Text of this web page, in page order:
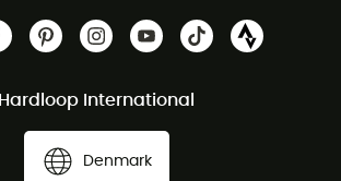
Hardloop International
Denmark